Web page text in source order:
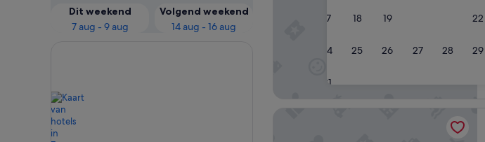
17 18 19 22
24 25 26 27 28 29
31
Dit weekend
7 aug - 9 aug
Volgend weekend
14 aug - 16 aug